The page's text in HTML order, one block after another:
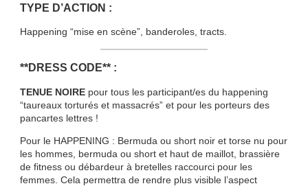
TYPE D’ACTION :
Happening “mise en scène”, banderoles, tracts.
**DRESS CODE** :
TENUE NOIREpour tous les participant/es du happening
“taureaux torturés et massacrés” et pour les porteurs des
pancartes lettres !
Pour le HAPPENING : Bermuda ou short noir et torse nu pour
les hommes, bermuda ou short et haut de maillot, brassière
de fitness ou débardeur à bretelles raccourci pour les
femmes. Cela permettra de rendre plus visible l’aspect